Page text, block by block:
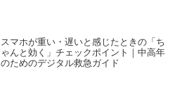
スマホが重い・遅いと感じたときの「ち
ゃんと効く」チェックポイント｜中高年
のためのデジタル救急ガイド